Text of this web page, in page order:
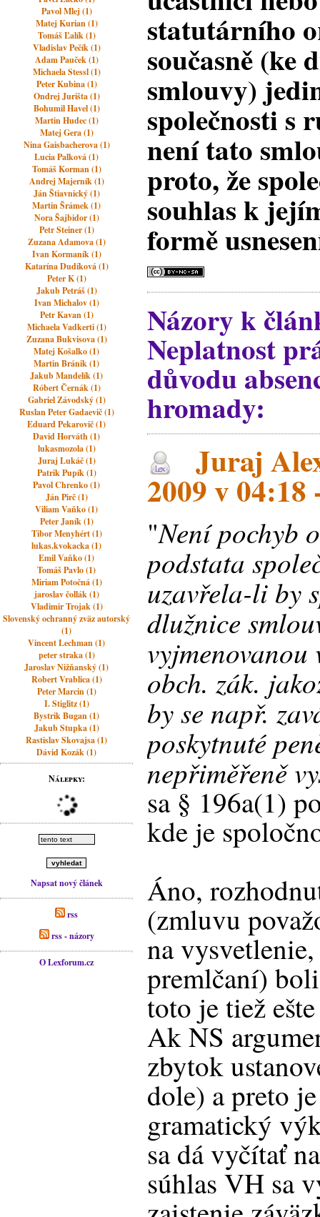
Pavol Mlej (1)
Matej Kurian (1)
Tomáš Ľalík (1)
Vladislav Pečík (1)
Adam Pauček (1)
Michaela Stessl (1)
Peter Kubina (1)
Ondrej Jurišta (1)
Bohumil Havel (1)
Martin Hudec (1)
Matej Gera (1)
Nina Gaisbacherova (1)
Lucia Palková (1)
Tomáš Korman (1)
Andrej Majerník (1)
Ján Štiavnický (1)
Martin Šrámek (1)
Nora Šajbidor (1)
Petr Steiner (1)
Zuzana Adamova (1)
Ivan Kormaník (1)
Katarína Dudíková (1)
Peter K (1)
Jakub Petráš (1)
Ivan Michalov (1)
Petr Kavan (1)
Michaela Vadkerti (1)
Zuzana Bukvisova (1)
Matej Košalko (1)
Martin Bránik (1)
Jakub Mandelík (1)
Róbert Černák (1)
Gabriel Závodský (1)
Ruslan Peter Gadaevič (1)
Eduard Pekarovič (1)
David Horváth (1)
lukasmozola (1)
Juraj Lukáč (1)
Patrik Pupík (1)
Pavol Chrenko (1)
Ján Pirč (1)
Viliam Vaňko (1)
Peter Janík (1)
Tibor Menyhért (1)
lukas.kvokacka (1)
Emil Vaňko (1)
Tomáš Pavlo (1)
Miriam Potočná (1)
jaroslav čollák (1)
Vladimir Trojak (1)
Slovenský ochranný zväz autorský
(1)
Vincent Lechman (1)
peter straka (1)
Jaroslav Nižňanský (1)
Robert Vrablica (1)
Peter Marcin (1)
I. Stiglitz (1)
Bystrik Bugan (1)
Jakub Stupka (1)
Rastislav Skovajsa (1)
Dávid Kozák (1)
Nálepky:
Napsat nový článek
rss
rss - názory
O Lexforum.cz
statutárního
současně (ke
smlouvy)
společnosti s
není tato
proto, že
souhlas k
formě
Názory k
Neplatnost
důvodu
hromady:
Juraj
2009 v 04:18
"Není pochyb
podstata
uzavřela-li by
dlužnice
obch. zák.
by se např.
poskytnuté
nepřiměřeně
sa § 196a(1)
kde je
Áno,
(zmluvu
na
premlčaní)
toto je tiež
Ak NS
zbytok
dole) a preto
gramatický
sa dá vyčítať
súhlas VH sa